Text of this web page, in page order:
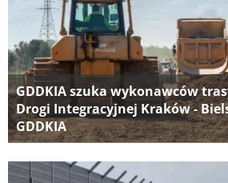
GDDKIA szuka wykonawców
Drogi Integracyjnej Kraków -
GDDKIA